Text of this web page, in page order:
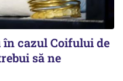
cazul Coifului de
să ne